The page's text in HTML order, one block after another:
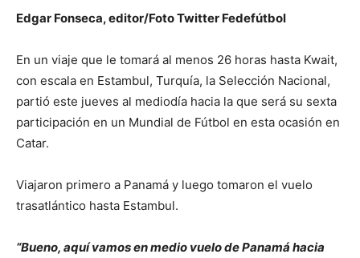
Edgar Fonseca, editor/Foto Twitter Fedefútbol
En un viaje que le tomará al menos 26 horas hasta Kwait,
con escala en Estambul, Turquía, la Selección Nacional,
partió este jueves al mediodía hacia la que será su sexta
participación en un Mundial de Fútbol en esta ocasión en
Catar.
Viajaron primero a Panamá y luego tomaron el vuelo
trasatlántico hasta Estambul.
“Bueno, aquí vamos en medio vuelo de Panamá hacia